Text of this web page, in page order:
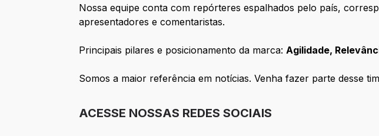
Nossa equipe conta com repórteres espalhados pelo país,
apresentadores e comentaristas.
Principais pilares e posicionamento da marca: Agilidade,
Somos a maior referência em notícias. Venha fazer parte desse
ACESSE NOSSAS REDES SOCIAIS